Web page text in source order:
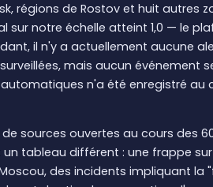
régions de Rostov et huit autres
sur notre échelle atteint 1,0 — le
il n'y a actuellement aucune
mais aucun événement
n'a été enregistré au
sources ouvertes au cours des
un tableau différent : une frappe
des incidents impliquant la